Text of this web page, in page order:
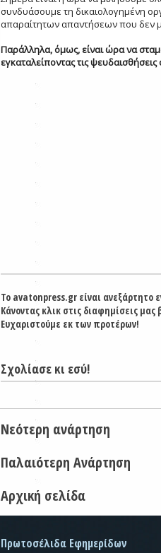
συνδυάσουμε τη δικαιολογημένη
απαραίτητων απαντήσεων που δεν
Παράλληλα, όμως, είναι ώρα να
εγκαταλείποντας τις ψευδαισθήσεις
Το avatonpress.gr είναι ανεξάρτητο
Κάνοντας κλικ στις διαφημίσεις
Ευχαριστούμε εκ των προτέρων!
Σχολίασε κι εσύ!
Νεότερη ανάρτηση
Παλαιότερη Ανάρτηση
Αρχική σελίδα
Πρωτοσέλιδα Εφημερίδων